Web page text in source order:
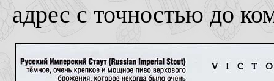
адрес с точностью до